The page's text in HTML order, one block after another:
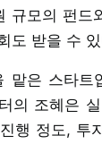
규모의 펀드
도 받을 수
맡은 스타트
의 조혜은
행 정도, 투